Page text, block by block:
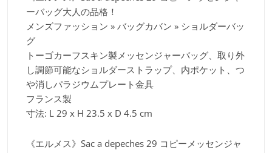
ーバッグ大人の品格！
メンズファッション » バッグカバン » ショルダーバッ
グ
トーゴカーフスキン製メッセンジャーバッグ、取り外
し調節可能なショルダーストラップ、内ポケット、つ
や消しパラジウムプレート金具
フランス製
寸法: L 29 x H 23.5 x D 4.5 cm
《エルメス》Sac a depeches 29 コピーメッセンジャ